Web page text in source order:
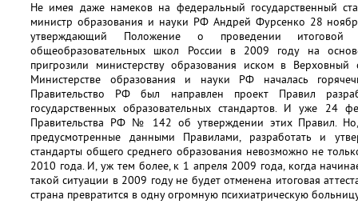
Не имея даже намеков на федеральный государственный
министр образования и науки РФ Андрей Фурсенко 28
утверждающий Положение о проведении итоговой
общеобразовательных школ России в 2009 году на
пригрозили министерству образования иском в
Министерстве образования и науки РФ началась
Правительство РФ был направлен проект Правил
государственных образовательных стандартов. И уже 24
Правительства РФ № 142 об утверждении этих Правил.
предусмотренные данными Правилами, разработать и
стандарты общего среднего образования невозможно не
2010 года. И, уж тем более, к 1 апреля 2009 года, когда
такой ситуации в 2009 году не будет отменена итоговая
страна превратится в одну огромную психиатрическую